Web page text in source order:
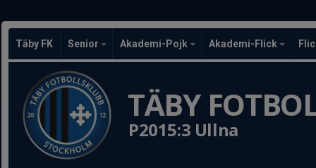
Täby FK Senior Akademi-Pojk Akademi-Flick
TÄBY
P2015:3 Ullna